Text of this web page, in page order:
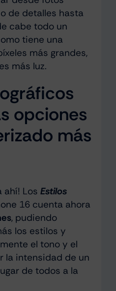
de detalles hasta
cabe todo un
tiene una
más grandes,
más luz.
opciones
más
ahí! Los Estilos
16 cuenta ahora
, pudiendo
los estilos y
el tono y el
la intensidad de un
de todos a la